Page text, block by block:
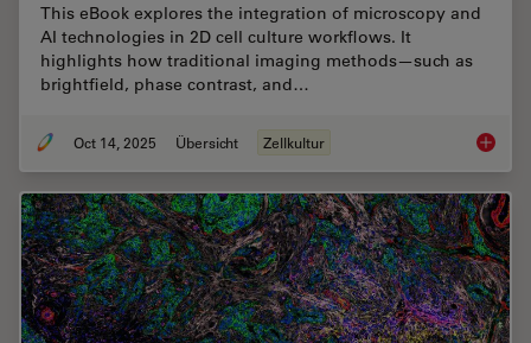
This eBook explores the integration of microscopy and
AI technologies in 2D cell culture workflows. It
highlights how traditional imaging methods—such as
brightfield, phase contrast, and…
Oct 14, 2025 Übersicht Zellkultur